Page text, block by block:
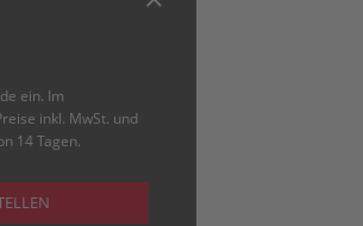
ein. Im
inkl. MwSt. und
14 Tagen.